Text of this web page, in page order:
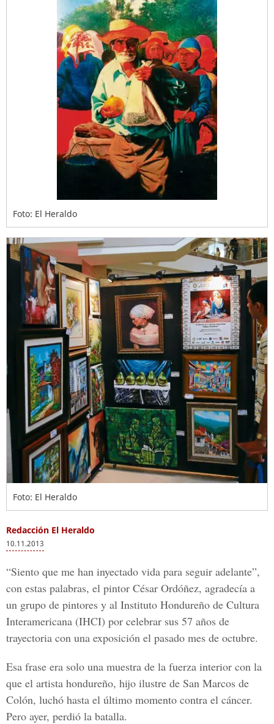
Foto: El Heraldo
Foto: El Heraldo
Redacción El Heraldo
10.11.2013
“Siento que me han inyectado vida para seguir adelante”,
con estas palabras, el pintor César Ordóñez, agradecía a
un grupo de pintores y al Instituto Hondureño de Cultura
Interamericana (IHCI) por celebrar sus 57 años de
trayectoria con una exposición el pasado mes de octubre.
Esa frase era solo una muestra de la fuerza interior con la
que el artista hondureño, hijo ilustre de San Marcos de
Colón, luchó hasta el último momento contra el cáncer.
Pero ayer, perdió la batalla.